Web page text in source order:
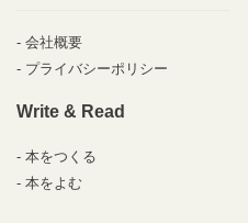
会社概要
プライバシーポリシー
Write & Read
本をつくる
本をよむ